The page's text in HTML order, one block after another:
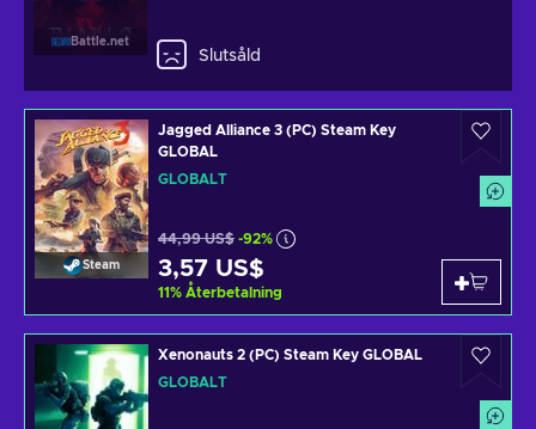
Battle.net
Slutsåld
Steam
Jagged Alliance 3 (PC) Steam Key
GLOBAL
GLOBALT
44,99 US$ -92%
3,57 US$
11% Återbetalning
Xenonauts 2 (PC) Steam Key GLOBAL
GLOBALT